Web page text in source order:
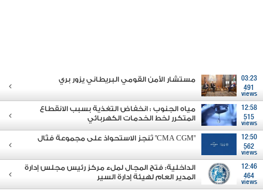
03:23
491
views
مستشار الأمن القومي البريطاني يزور بري
12:58
515
views
مياه الجنوب : انخفاض التغذية بسبب الانقطاع
المتكرر لخط الخدمات الكهربائي
12:50
562
views
"CMA CGM" تُنجز الاستحواذ على مجموعة فتّال
12:46
464
views
الداخلية: فتح المجال لملء مركز رئيس مجلس إدارة
المدير العام لهيئة إدارة السير